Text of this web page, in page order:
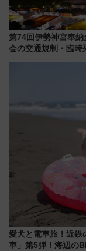
第74回伊勢神宮奉納
会の交通規制・臨時
愛犬と電車旅！近鉄
車」第5弾！海辺の